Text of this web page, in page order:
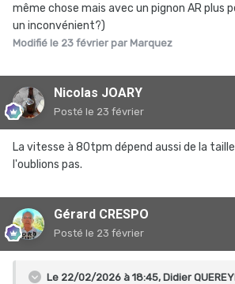
même chose mais avec un pignon AR plus
un inconvénient?)
Modifié le 23 février par Marquez
Nicolas JOARY
Posté le 23 février
La vitesse à 80tpm dépend aussi de la
l'oublions pas.
Gérard CRESPO
Posté le 23 février
Le 22/02/2026 à 18:45, Didier